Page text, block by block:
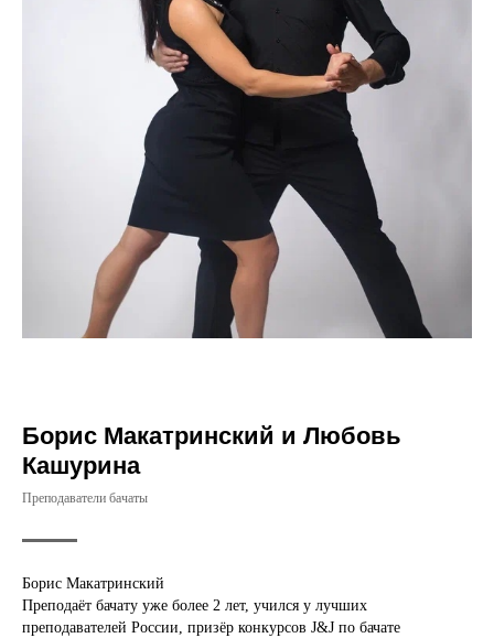
Борис Макатринский и Любовь
Кашурина
Преподаватели бачаты
Борис Макатринский
Преподаёт бачату уже более 2 лет, учился у лучших
преподавателей России, призёр конкурсов J&J по бачате